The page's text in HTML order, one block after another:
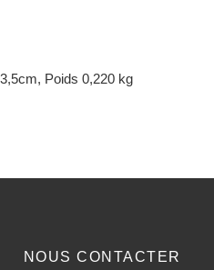
Poids 0,220 kg
NOUS CONTACTER